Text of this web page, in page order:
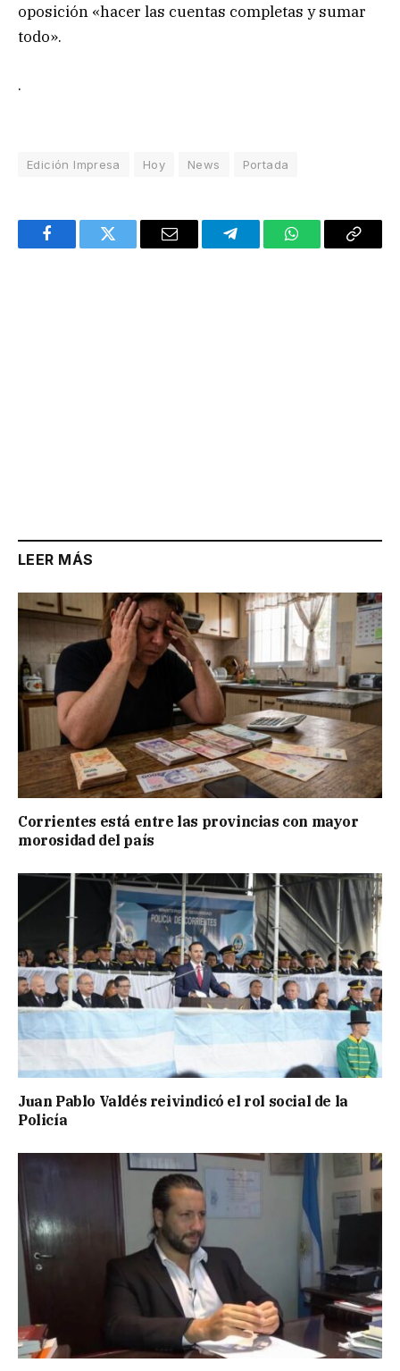
oposición «hacer las cuentas completas y sumar
todo».
.
Edición Impresa Hoy News Portada
FacebookTwitter Email TelegramWhatsAppCopy
LEER MÁS
Corrientes está entre las provincias con mayor
morosidad del país
Juan Pablo Valdés reivindicó el rol social de la
Policía